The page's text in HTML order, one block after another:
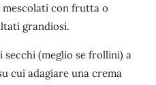
con frutta o
grandiosi.
(meglio se frollini) a
cui adagiare una crema